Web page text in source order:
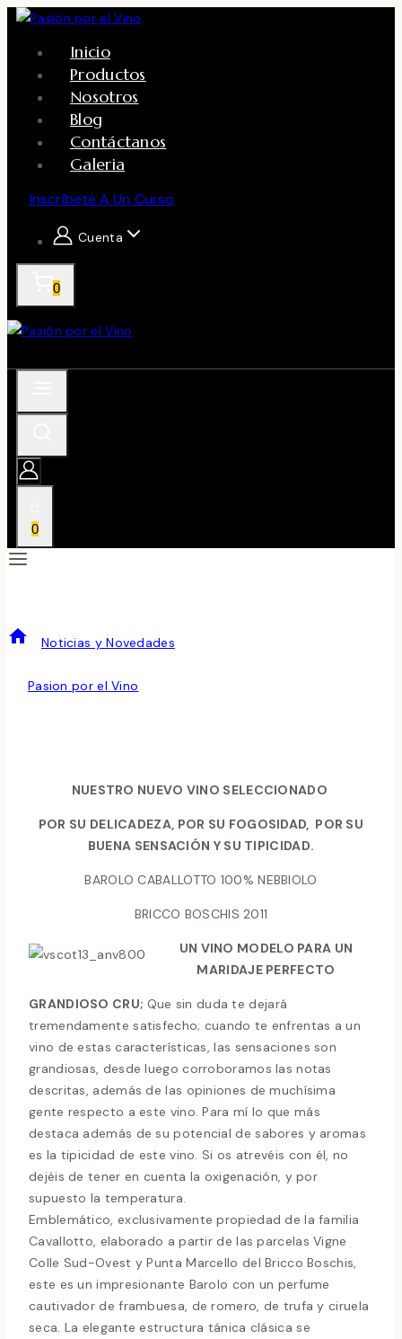
Skip
content
Inicio
Productos
Nosotros
Blog
Contáctanos
Galeria
Inscríbete A Un Curso
Cuenta
0
0
Noticias y Novedades
Pasion por el Vino
NUESTRO NUEVO VINO SELECCIONADO
POR SU DELICADEZA, POR SU FOGOSIDAD, POR SU
BUENA SENSACIÓN Y SU TIPICIDAD.
BAROLO CABALLOTTO 100% NEBBIOLO
BRICCO BOSCHIS 2011
UN VINO MODELO PARA UN
MARIDAJE PERFECTO
GRANDIOSO CRU; Que sin duda te dejará
tremendamente satisfecho; cuando te enfrentas a un
vino de estas características, las sensaciones son
grandiosas, desde luego corroboramos las notas
descritas, además de las opiniones de muchísima
gente respecto a este vino. Para mí lo que más
destaca además de su potencial de sabores y aromas
es la tipicidad de este vino. Si os atrevéis con él, no
dejéis de tener en cuenta la oxigenación, y por
supuesto la temperatura.
Emblemático, exclusivamente propiedad de la familia
Cavallotto, elaborado a partir de las parcelas Vigne
Colle Sud-Ovest y Punta Marcello del Bricco Boschis,
este es un impresionante Barolo con un perfume
cautivador de frambuesa, de romero, de trufa y ciruela
seca. La elegante estructura tánica clásica se